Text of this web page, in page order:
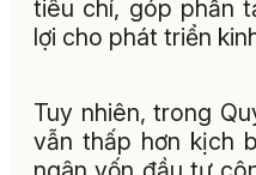
tiêu chí, góp phần
lợi cho phát triển
Tuy nhiên, trong
vẫn thấp hơn kịch